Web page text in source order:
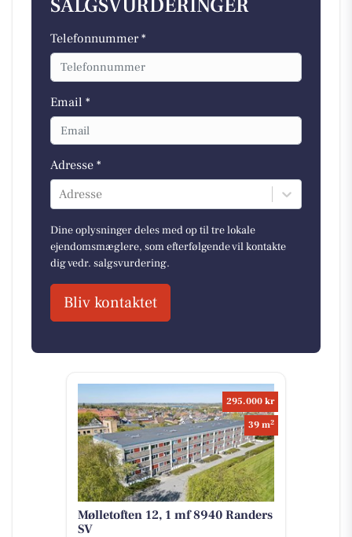
SALGSVURDERINGER
Telefonnummer *
Email *
Adresse *
Adresse
Dine oplysninger deles med op til tre lokale
ejendomsmæglere, som efterfølgende vil kontakte
dig vedr. salgsvurdering.
Bliv kontaktet
295.000 kr
39 m2
Mølletoften 12, 1 mf 8940 Randers
SV